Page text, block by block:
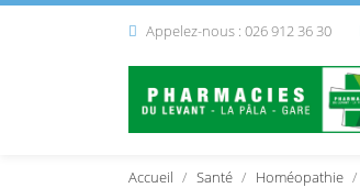
 Appelez-nous : 026 912 36 30
Accueil Santé Homéopathie